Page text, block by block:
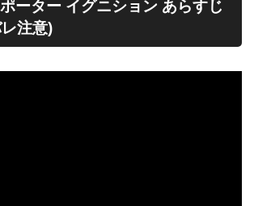
ポーター イグニション あらすじ
注意)